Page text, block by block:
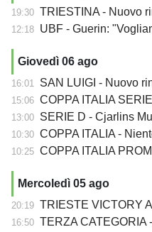
19:30 TRIESTINA - Nuovo
12:18 UBF - Guerin:
Giovedì 06 ago
16:01 SAN LUIGI - Nuovo
15:06 COPPA ITALIA SERIE
13:00 SERIE D - Cjarlins
10:30 COPPA ITALIA -
10:25 COPPA ITALIA
Mercoledì 05 ago
20:19 TRIESTE VICTORY
16:50 TERZA CATEGORIA